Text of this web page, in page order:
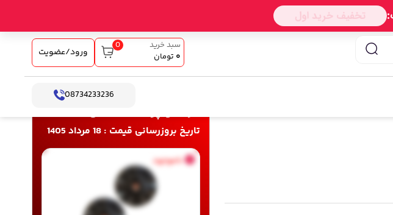
0
۰ تومان
سبد خرید
ورود/عضویت
08734233236
تاریخ بروزرسانی قیمت : 18 مرداد 1405
ناموجود